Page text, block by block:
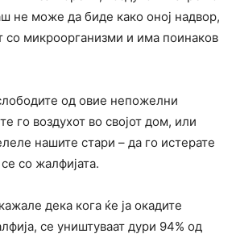
не може да биде како оној надвор,
со микроорганизми и има поинаков
од овие непожелни
го воздухот во својот дом, или
нашите стари – да го истерате
со жалфијата.
дека кога ќе ја окадите
се уништуваат дури 94% од